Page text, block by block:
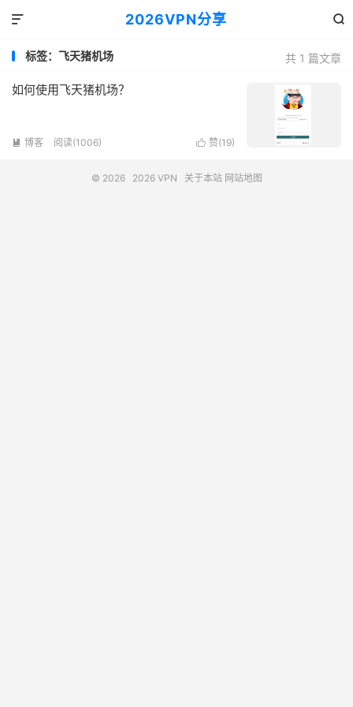
2026VPN分享 

共 1 篇文章
标签：飞天猪机场
如何使用飞天猪机场？
 赞(19)
 博客 阅读(1006)
© 2026 2026 VPN 关于本站 网站地图